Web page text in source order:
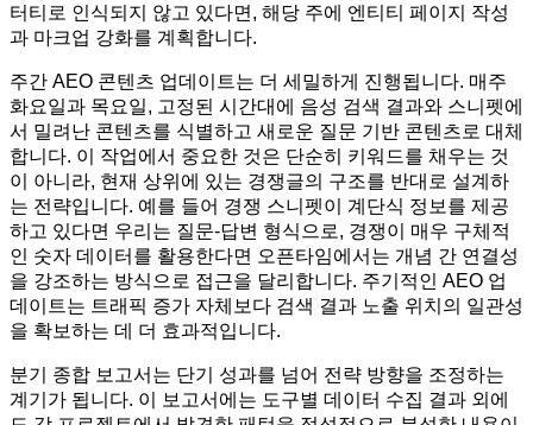
터티로 인식되지 않고 있다면, 해당 주에 엔티티 페이지 작성
과 마크업 강화를 계획합니다.
주간 AEO 콘텐츠 업데이트는 더 세밀하게 진행됩니다. 매주
화요일과 목요일, 고정된 시간대에 음성 검색 결과와 스니펫에
서 밀려난 콘텐츠를 식별하고 새로운 질문 기반 콘텐츠로 대체
합니다. 이 작업에서 중요한 것은 단순히 키워드를 채우는 것
이 아니라, 현재 상위에 있는 경쟁글의 구조를 반대로 설계하
는 전략입니다. 예를 들어 경쟁 스니펫이 계단식 정보를 제공
하고 있다면 우리는 질문-답변 형식으로, 경쟁이 매우 구체적
인 숫자 데이터를 활용한다면 오픈타임에서는 개념 간 연결성
을 강조하는 방식으로 접근을 달리합니다. 주기적인 AEO 업
데이트는 트래픽 증가 자체보다 검색 결과 노출 위치의 일관성
을 확보하는 데 더 효과적입니다.
분기 종합 보고서는 단기 성과를 넘어 전략 방향을 조정하는
계기가 됩니다. 이 보고서에는 도구별 데이터 수집 결과 외에